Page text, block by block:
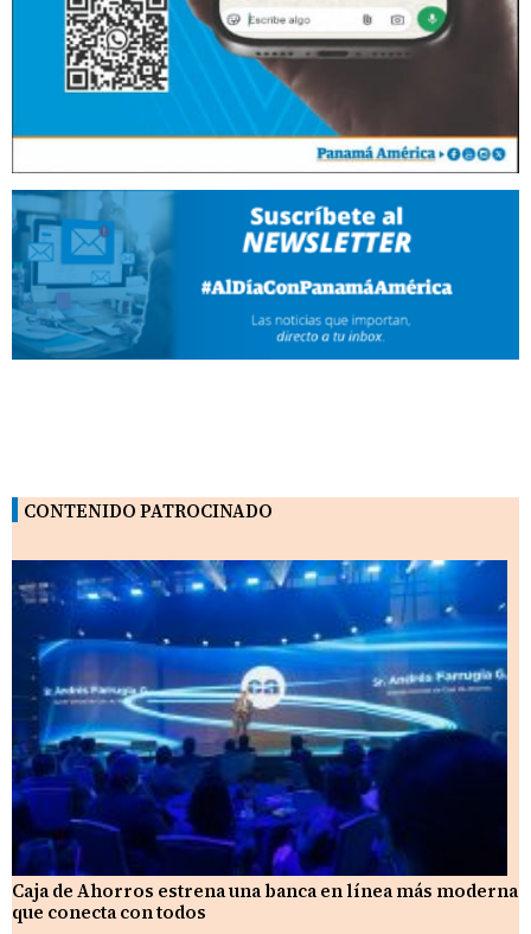
CONTENIDO PATROCINADO
Caja de Ahorros estrena una banca en línea más moderna
que conecta con todos